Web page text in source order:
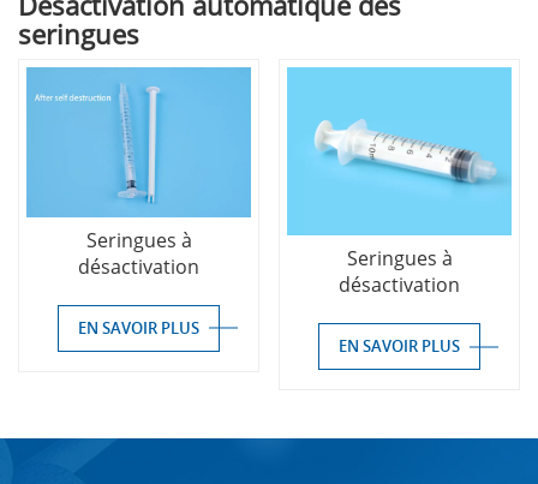
seringues
Seringues à
désactivation
fonction de
désactivation
EN SAVOIR PLUS
Seringues à
désactivation
fonction de
désactivation
EN SAVOIR PLUS